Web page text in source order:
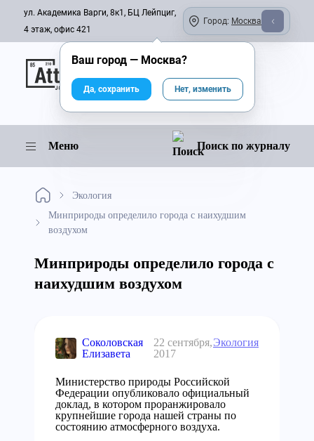
ул. Академика Варги, 8к1, БЦ Лейпциг,
4 этаж, офис 421
Город: Москва
Онлайн-журнал
Меню Поиск по журналу
Экология
Минприроды определило города с наихудшим
воздухом
Минприроды определило города с
наихудшим воздухом
Соколовская
Елизавета
22 сентября,
2017
Экология
Министерство природы Российской
Федерации опубликовало официальный
доклад, в котором проранжировало
крупнейшие города нашей страны по
состоянию атмосферного воздуха.
Ваш город — Москва?
Да, сохранить Нет, изменить